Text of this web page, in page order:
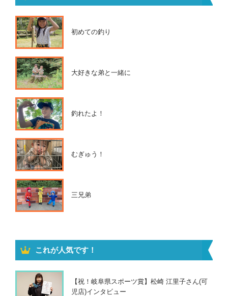
初めての釣り
大好きな弟と一緒に
釣れたよ！
むぎゅう！
三兄弟
これが人気です！
【祝！岐阜県スポーツ賞】松崎 江里子さん(可
児店)インタビュー